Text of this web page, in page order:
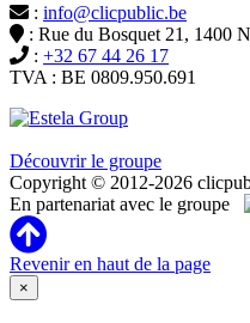
: info@clicpublic.be
: Rue du Bosquet 21, 1400
: +32 67 44 26 17
TVA : BE 0809.950.691
Découvrir le groupe
Copyright © 2012-2026
En partenariat avec le groupe
Revenir en haut de la page
×